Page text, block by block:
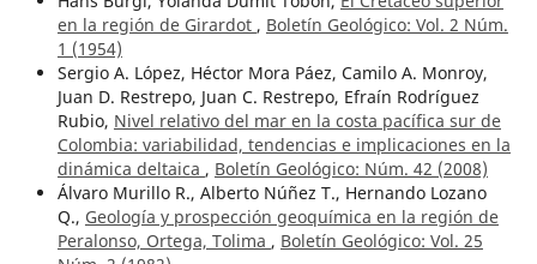
en la región de Girardot , Boletín Geológico: Vol. 2 Núm.
1 (1954)
Sergio A. López, Héctor Mora Páez, Camilo A. Monroy,
Juan D. Restrepo, Juan C. Restrepo, Efraín Rodríguez
Rubio, Nivel relativo del mar en la costa pacífica sur de
Colombia: variabilidad, tendencias e implicaciones en la
dinámica deltaica , Boletín Geológico: Núm. 42 (2008)
Álvaro Murillo R., Alberto Núñez T., Hernando Lozano
Q., Geología y prospección geoquímica en la región de
Peralonso, Ortega, Tolima , Boletín Geológico: Vol. 25